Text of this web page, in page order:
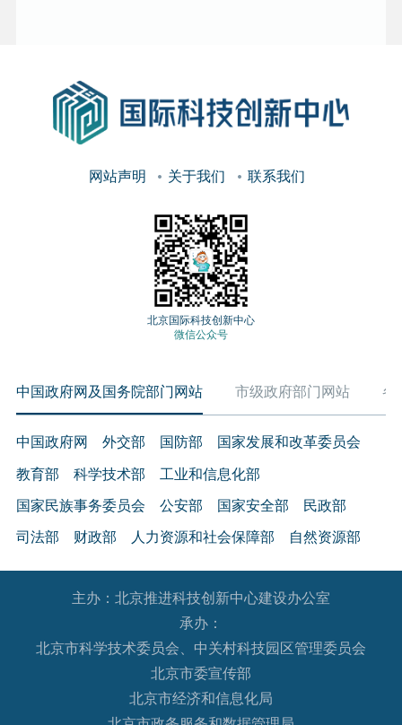
网站声明 关于我们 联系我们
北京国际科技创新中心
微信公众号
中国政府网及国务院部门网站 市级政府部门网站 各
中国政府网 外交部 国防部 国家发展和改革委员会
教育部 科学技术部 工业和信息化部
国家民族事务委员会 公安部 国家安全部 民政部
司法部 财政部 人力资源和社会保障部 自然资源部
生态环境部 住房和城乡建设部 交通运输部 水利部
农业农村部 商务部 文化和旅游部
退役军人事务部
国家语言文字工作委员会
国家航天局 国家原子能机构
主办：北京推进科技创新中心建设办公室
承办：
北京市科学技术委员会、中关村科技园区管理委员会
北京市委宣传部
北京市经济和信息化局